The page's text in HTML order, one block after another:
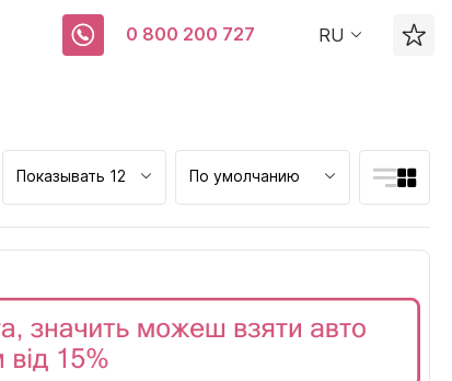
0 800 200 727 RU
Показывать 12 По умолчанию